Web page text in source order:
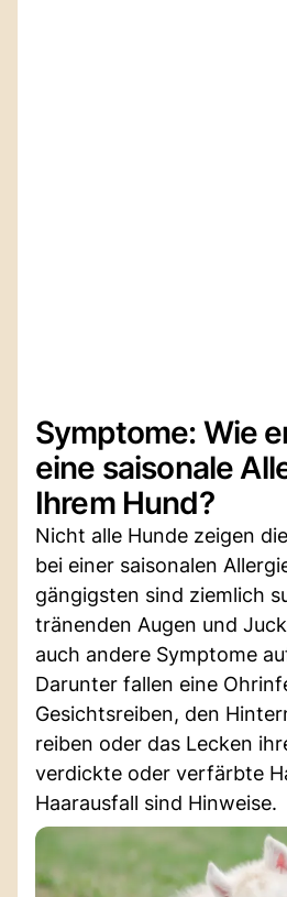
Symptome: Wie
eine saisonale
Ihrem Hund?
Nicht alle Hunde zeigen
bei einer saisonalen
gängigsten sind ziemlich
tränenden Augen und
auch andere Symptome
Darunter fallen eine
Gesichtsreiben, den
reiben oder das Lecken
verdickte oder verfärbte
Haarausfall sind Hinweise.